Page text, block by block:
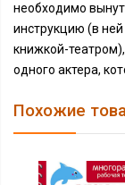
необходимо
инструкцию (в
книжкой-
одного актера,
Похожие